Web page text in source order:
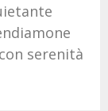
serenità